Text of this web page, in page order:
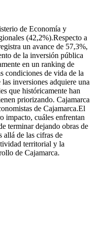
de Economía y
(42,2%).Respecto a
un avance de 57,3%,
de la inversión pública
en un ranking de
condiciones de vida de la
inversiones adquiere una
que históricamente han
priorizando. Cajamarca
de Cajamarca.El
impacto, cuáles enfrentan
terminar dejando obras de
allá de las cifras de
territorial y la
de Cajamarca.